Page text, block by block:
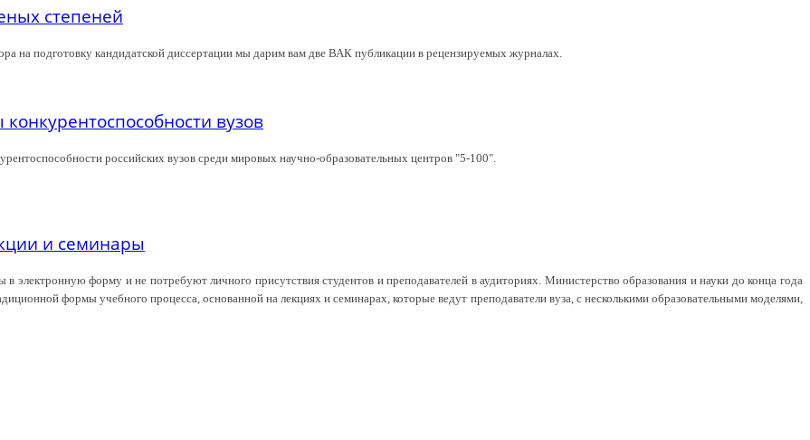
степеней
на подготовку кандидатской диссертации мы дарим вам две ВАК публикации в рецензируемых журналах.
вузов
российских вузов среди мировых научно-образовательных центров "5-100".
и семинары
электронную форму и не потребуют личного присутствия студентов и преподавателей в аудиториях. Министерство образования и науки до конца года
формы учебного процесса, основанной на лекциях и семинарах, которые ведут преподаватели вуза, с несколькими образовательными моделями,